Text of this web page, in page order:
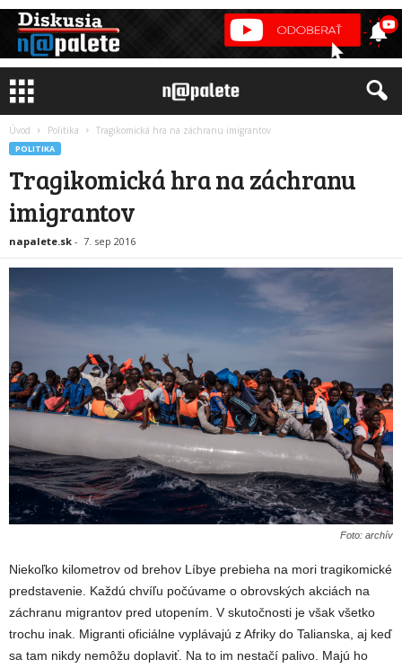
Úvod Politika Tragikomická hra na záchranu imigrantov
POLITIKA
Tragikomická hra na záchranu
imigrantov
napalete.sk - 7. sep 2016
Foto: archív
Niekoľko kilometrov od brehov Líbye prebieha na mori tragikomické
predstavenie. Každú chvíľu počúvame o obrovských akciách na
záchranu migrantov pred utopením. V skutočnosti je však všetko
trochu inak. Migranti oficiálne vyplávajú z Afriky do Talianska, aj keď
sa tam nikdy nemôžu doplaviť. Na to im nestačí palivo. Majú ho